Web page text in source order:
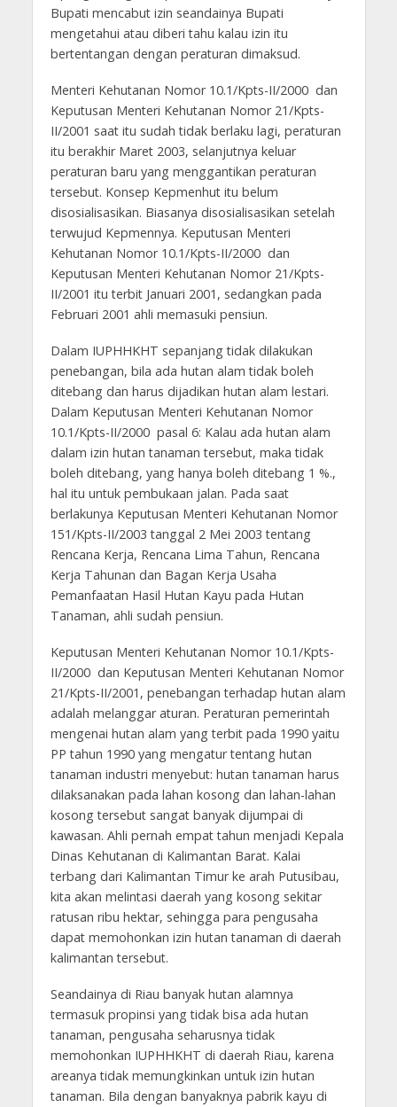
Bupati mencabut izin seandainya Bupati
mengetahui atau diberi tahu kalau izin itu
bertentangan dengan peraturan dimaksud.
Menteri Kehutanan Nomor 10.1/Kpts-II/2000 dan
Keputusan Menteri Kehutanan Nomor 21/Kpts-
II/2001 saat itu sudah tidak berlaku lagi, peraturan
itu berakhir Maret 2003, selanjutnya keluar
peraturan baru yang menggantikan peraturan
tersebut. Konsep Kepmenhut itu belum
disosialisasikan. Biasanya disosialisasikan setelah
terwujud Kepmennya. Keputusan Menteri
Kehutanan Nomor 10.1/Kpts-II/2000 dan
Keputusan Menteri Kehutanan Nomor 21/Kpts-
II/2001 itu terbit Januari 2001, sedangkan pada
Februari 2001 ahli memasuki pensiun.
Dalam IUPHHKHT sepanjang tidak dilakukan
penebangan, bila ada hutan alam tidak boleh
ditebang dan harus dijadikan hutan alam lestari.
Dalam Keputusan Menteri Kehutanan Nomor
10.1/Kpts-II/2000 pasal 6: Kalau ada hutan alam
dalam izin hutan tanaman tersebut, maka tidak
boleh ditebang, yang hanya boleh ditebang 1 %.,
hal itu untuk pembukaan jalan. Pada saat
berlakunya Keputusan Menteri Kehutanan Nomor
151/Kpts-II/2003 tanggal 2 Mei 2003 tentang
Rencana Kerja, Rencana Lima Tahun, Rencana
Kerja Tahunan dan Bagan Kerja Usaha
Pemanfaatan Hasil Hutan Kayu pada Hutan
Tanaman, ahli sudah pensiun.
Keputusan Menteri Kehutanan Nomor 10.1/Kpts-
II/2000 dan Keputusan Menteri Kehutanan Nomor
21/Kpts-II/2001, penebangan terhadap hutan alam
adalah melanggar aturan. Peraturan pemerintah
mengenai hutan alam yang terbit pada 1990 yaitu
PP tahun 1990 yang mengatur tentang hutan
tanaman industri menyebut: hutan tanaman harus
dilaksanakan pada lahan kosong dan lahan-lahan
kosong tersebut sangat banyak dijumpai di
kawasan. Ahli pernah empat tahun menjadi Kepala
Dinas Kehutanan di Kalimantan Barat. Kalai
terbang dari Kalimantan Timur ke arah Putusibau,
kita akan melintasi daerah yang kosong sekitar
ratusan ribu hektar, sehingga para pengusaha
dapat memohonkan izin hutan tanaman di daerah
kalimantan tersebut.
Seandainya di Riau banyak hutan alamnya
termasuk propinsi yang tidak bisa ada hutan
tanaman, pengusaha seharusnya tidak
memohonkan IUPHHKHT di daerah Riau, karena
areanya tidak memungkinkan untuk izin hutan
tanaman. Bila dengan banyaknya pabrik kayu di